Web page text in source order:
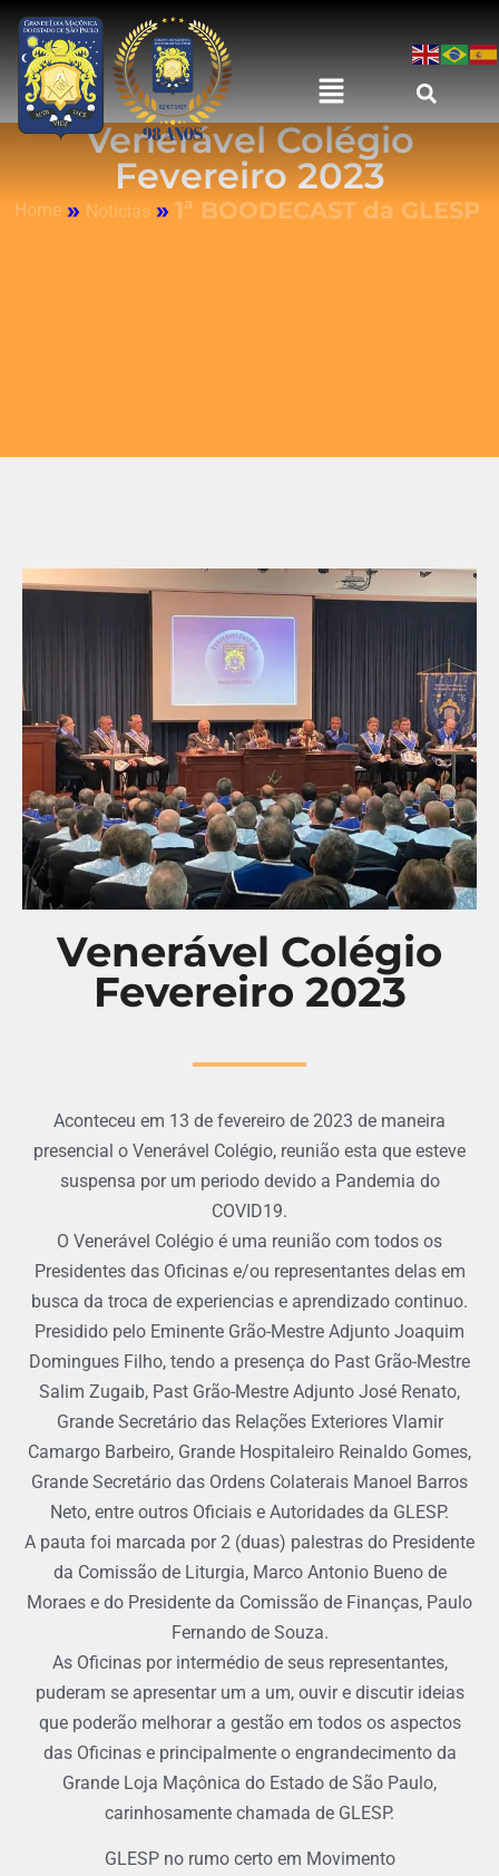
Venerável Colégio
Fevereiro 2023
Home » Notícias » 1ª BOODECAST da GLESP
Venerável Colégio
Fevereiro 2023
Aconteceu em 13 de fevereiro de 2023 de maneira
presencial o Venerável Colégio, reunião esta que esteve
suspensa por um periodo devido a Pandemia do
COVID19.
O Venerável Colégio é uma reunião com todos os
Presidentes das Oficinas e/ou representantes delas em
busca da troca de experiencias e aprendizado continuo.
Presidido pelo Eminente Grão-Mestre Adjunto Joaquim
Domingues Filho, tendo a presença do Past Grão-Mestre
Salim Zugaib, Past Grão-Mestre Adjunto José Renato,
Grande Secretário das Relações Exteriores Vlamir
Camargo Barbeiro, Grande Hospitaleiro Reinaldo Gomes,
Grande Secretário das Ordens Colaterais Manoel Barros
Neto, entre outros Oficiais e Autoridades da GLESP.
A pauta foi marcada por 2 (duas) palestras do Presidente
da Comissão de Liturgia, Marco Antonio Bueno de
Moraes e do Presidente da Comissão de Finanças, Paulo
Fernando de Souza.
As Oficinas por intermédio de seus representantes,
puderam se apresentar um a um, ouvir e discutir ideias
que poderão melhorar a gestão em todos os aspectos
das Oficinas e principalmente o engrandecimento da
Grande Loja Maçônica do Estado de São Paulo,
carinhosamente chamada de GLESP.
GLESP no rumo certo em Movimento